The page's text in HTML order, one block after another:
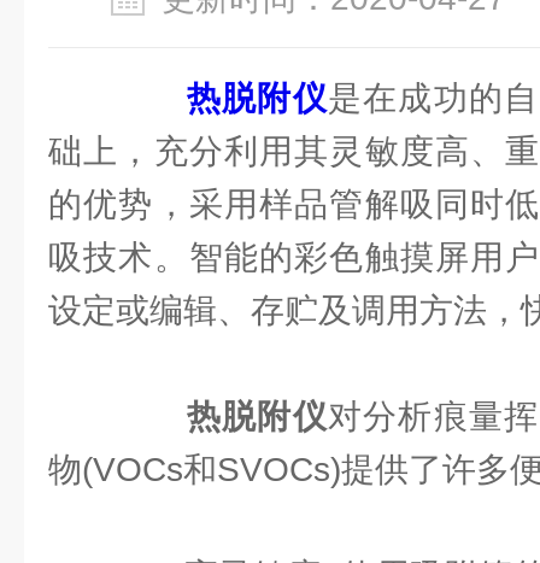
热脱附仪是在成功的
础上，充分利用其灵敏度高、
的优势，采用样品管解吸同时
吸技术。智能的彩色触摸屏用
设定或编辑、存贮及调用方法，
热脱附仪对分析痕量
物(VOCs和SVOCs)提供了许多